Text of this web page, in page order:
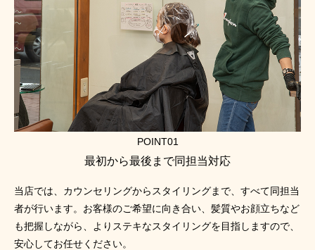
POINT01
最初から最後まで同担当対応
当店では、カウンセリングからスタイリングまで、すべて同担当
者が行います。お客様のご希望に向き合い、髪質やお顔立ちなど
も把握しながら、よりステキなスタイリングを目指しますので、
安心してお任せください。